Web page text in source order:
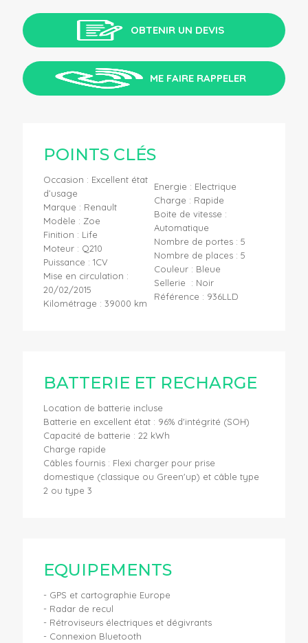
OBTENIR UN DEVIS
ME FAIRE RAPPELER
POINTS CLÉS
Occasion : Excellent état
d’usage
Marque : Renault
Modèle : Zoe
Finition : Life
Moteur : Q210
Puissance : 1CV
Mise en circulation :
20/02/2015
Kilométrage : 39000 km
Energie : Electrique
Charge : Rapide
Boite de vitesse :
Automatique
Nombre de portes : 5
Nombre de places : 5
Couleur : Bleue
Sellerie : Noir
Référence : 936LLD
BATTERIE ET RECHARGE
Location de batterie incluse
Batterie en excellent état : 96% d'intégrité (SOH)
Capacité de batterie : 22 kWh
Charge rapide
Câbles fournis : Flexi charger pour prise
domestique (classique ou Green'up) et câble type
2 ou type 3
EQUIPEMENTS
- GPS et cartographie Europe
- Radar de recul
- Rétroviseurs électriques et dégivrants
- Connexion Bluetooth